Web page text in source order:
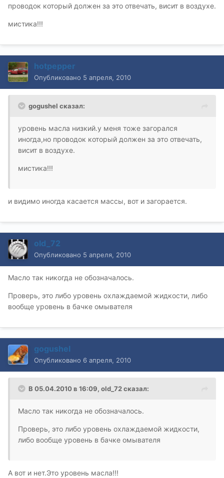
проводок который должен за это отвечать, висит в воздухе.
мистика!!!
hotpepper
Опубликовано 5 апреля, 2010
gogushel сказал:
уровень масла низкий.у меня тоже загорался
иногда,но проводок который должен за это отвечать,
висит в воздухе.
мистика!!!
и видимо иногда касается массы, вот и загорается.
old_72
Опубликовано 5 апреля, 2010
Масло так никогда не обозначалось.
Проверь, это либо уровень охлаждаемой жидкости, либо
вообще уровень в бачке омывателя
gogushel
Опубликовано 6 апреля, 2010
В 05.04.2010 в 16:09, old_72 сказал:
Масло так никогда не обозначалось.
Проверь, это либо уровень охлаждаемой жидкости,
либо вообще уровень в бачке омывателя
А вот и нет.Это уровень масла!!!